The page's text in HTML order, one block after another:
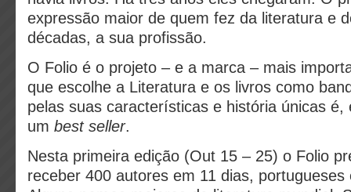
expressão maior de quem fez da literatura e
décadas, a sua profissão.
O Folio é o projeto – e a marca – mais
que escolhe a Literatura e os livros como
pelas suas características e história únicas é,
um best seller.
Nesta primeira edição (Out 15 – 25) o Folio
receber 400 autores em 11 dias, portugueses